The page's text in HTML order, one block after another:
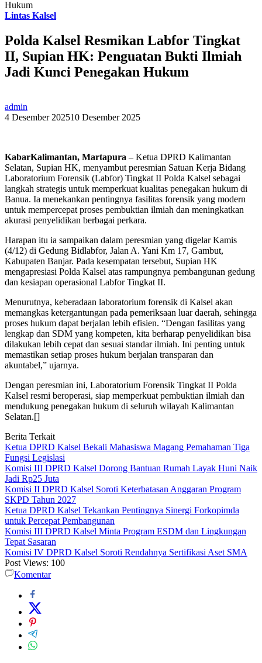
Hukum
Lintas Kalsel
Polda Kalsel Resmikan Labfor Tingkat
II, Supian HK: Penguatan Bukti Ilmiah
Jadi Kunci Penegakan Hukum
admin
4 Desember 202510 Desember 2025
KabarKalimantan, Martapura – Ketua DPRD Kalimantan
Selatan, Supian HK, menyambut peresmian Satuan Kerja Bidang
Laboratorium Forensik (Labfor) Tingkat II Polda Kalsel sebagai
langkah strategis untuk memperkuat kualitas penegakan hukum di
Banua. Ia menekankan pentingnya fasilitas forensik yang modern
untuk mempercepat proses pembuktian ilmiah dan meningkatkan
akurasi penyelidikan berbagai perkara.
Harapan itu ia sampaikan dalam peresmian yang digelar Kamis
(4/12) di Gedung Bidlabfor, Jalan A. Yani Km 17, Gambut,
Kabupaten Banjar. Pada kesempatan tersebut, Supian HK
mengapresiasi Polda Kalsel atas rampungnya pembangunan gedung
dan kesiapan operasional Labfor Tingkat II.
Menurutnya, keberadaan laboratorium forensik di Kalsel akan
memangkas ketergantungan pada pemeriksaan luar daerah, sehingga
proses hukum dapat berjalan lebih efisien. “Dengan fasilitas yang
lengkap dan SDM yang kompeten, kita berharap penyelidikan bisa
dilakukan lebih cepat dan sesuai standar ilmiah. Ini penting untuk
memastikan setiap proses hukum berjalan transparan dan
akuntabel,” ujarnya.
Dengan peresmian ini, Laboratorium Forensik Tingkat II Polda
Kalsel resmi beroperasi, siap memperkuat pembuktian ilmiah dan
mendukung penegakan hukum di seluruh wilayah Kalimantan
Selatan.[]
Berita Terkait
Ketua DPRD Kalsel Bekali Mahasiswa Magang Pemahaman Tiga
Fungsi Legislasi
Komisi III DPRD Kalsel Dorong Bantuan Rumah Layak Huni Naik
Jadi Rp25 Juta
Komisi II DPRD Kalsel Soroti Keterbatasan Anggaran Program
SKPD Tahun 2027
Ketua DPRD Kalsel Tekankan Pentingnya Sinergi Forkopimda
untuk Percepat Pembangunan
Komisi III DPRD Kalsel Minta Program ESDM dan Lingkungan
Tepat Sasaran
Komisi IV DPRD Kalsel Soroti Rendahnya Sertifikasi Aset SMA
Post Views: 100
Komentar